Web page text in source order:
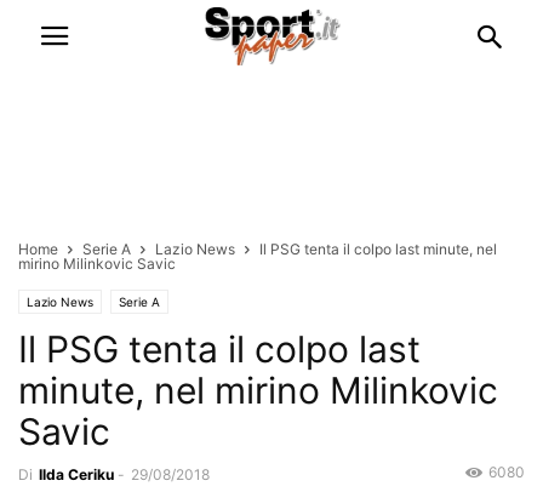
Home Serie A Lazio News
Il PSG tenta il colpo last minute, nel
mirino Milinkovic Savic
Lazio News Serie A
Il PSG tenta il colpo last
minute, nel mirino Milinkovic
Savic
Di Ilda Ceriku - 29/08/2018 6080